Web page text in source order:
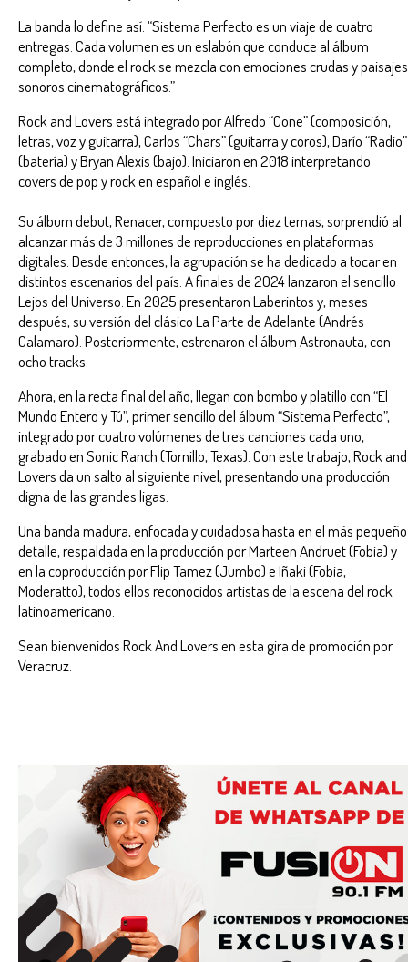
La banda lo define así: “Sistema Perfecto es un viaje de cuatro
entregas. Cada volumen es un eslabón que conduce al álbum
completo, donde el rock se mezcla con emociones crudas y paisajes
sonoros cinematográficos.”
Rock and Lovers está integrado por Alfredo “Cone” (composición,
letras, voz y guitarra), Carlos “Chars” (guitarra y coros), Darío “Radio”
(batería) y Bryan Alexis (bajo). Iniciaron en 2018 interpretando
covers de pop y rock en español e inglés.
Su álbum debut, Renacer, compuesto por diez temas, sorprendió al
alcanzar más de 3 millones de reproducciones en plataformas
digitales. Desde entonces, la agrupación se ha dedicado a tocar en
distintos escenarios del país. A finales de 2024 lanzaron el sencillo
Lejos del Universo. En 2025 presentaron Laberintos y, meses
después, su versión del clásico La Parte de Adelante (Andrés
Calamaro). Posteriormente, estrenaron el álbum Astronauta, con
ocho tracks.
Ahora, en la recta final del año, llegan con bombo y platillo con “El
Mundo Entero y Tú”, primer sencillo del álbum “Sistema Perfecto”,
integrado por cuatro volúmenes de tres canciones cada uno,
grabado en Sonic Ranch (Tornillo, Texas). Con este trabajo, Rock and
Lovers da un salto al siguiente nivel, presentando una producción
digna de las grandes ligas.
Una banda madura, enfocada y cuidadosa hasta en el más pequeño
detalle, respaldada en la producción por Marteen Andruet (Fobia) y
en la coproducción por Flip Tamez (Jumbo) e Iñaki (Fobia,
Moderatto), todos ellos reconocidos artistas de la escena del rock
latinoamericano.
Sean bienvenidos Rock And Lovers en esta gira de promoción por
Veracruz.